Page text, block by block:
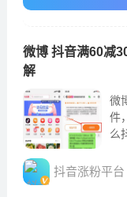
微博 抖音满60减
解
微
件
么
抖音涨粉平台